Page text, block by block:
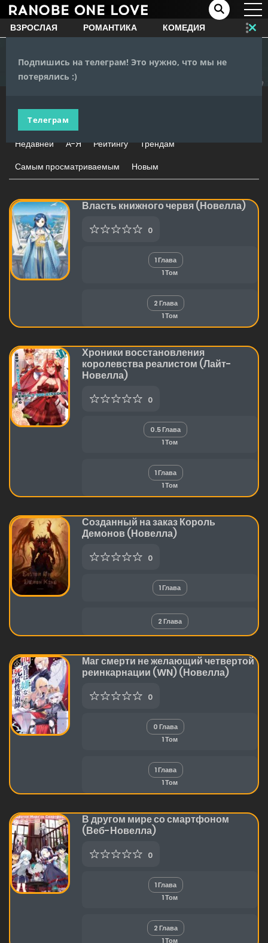
ВЗРОСЛАЯ РОМАНТИКА КОМЕДИЯ
ЖАНРЫ
685 ВЫДАЧИ
Недавней А-Я Рейтингу
Трендам
Самым просматриваемым
Новым
Власть книжного червя (Новелла)
0
1 Глава
1 Том
2 Глава
1 Том
Хроники восстановления
королевства реалистом (Лайт-
Новелла)
0
0.5 Глава
1 Том
1 Глава
1 Том
Созданный на заказ Король
Демонов (Новелла)
0
1 Глава
2 Глава
Маг смерти не желающий четвертой
реинкарнации (WN) (Новелла)
0
0 Глава
1 Том
1 Глава
1 Том
В другом мире со смартфоном
(Веб-Новелла)
0
1 Глава
1 Том
2 Глава
1 Том
Подпишись на телеграм! Это нужно, что мы не
потерялись :)
Телеграм